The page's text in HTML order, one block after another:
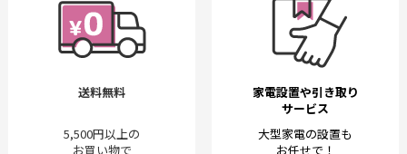
送料無料
5,500円以上の
お買い物で
家電設置や引き取り
サービス
大型家電の設置も
お任せで！